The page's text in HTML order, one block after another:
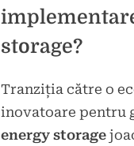
storage?
Posted
on
decembrie
2024
Tranziția către o
inovatoare pentru
energy storage